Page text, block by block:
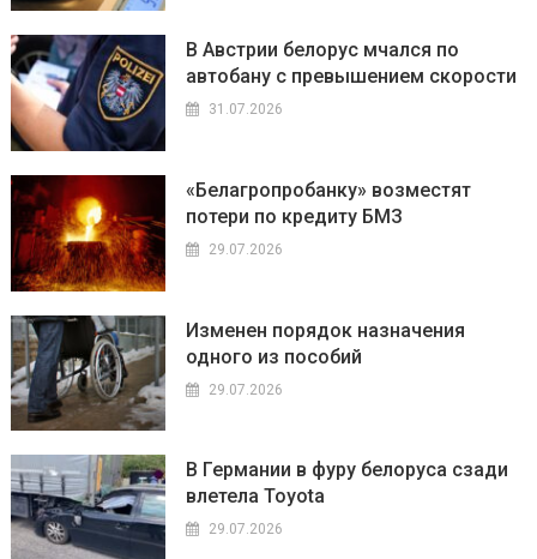
В Австрии белорус мчался по
автобану с превышением скорости
31.07.2026
«Белагропробанку» возместят
потери по кредиту БМЗ
29.07.2026
Изменен порядок назначения
одного из пособий
29.07.2026
В Германии в фуру белоруса сзади
влетела Toyota
29.07.2026